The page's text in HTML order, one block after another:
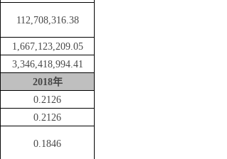
112,708,316.38
1,667,123,209.05
3,346,418,994.41
2018年
0.2126
0.2126
0.1846